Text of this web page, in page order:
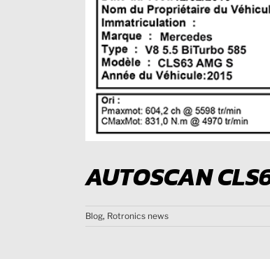
AUTOSCAN
Blog, Rotronics news